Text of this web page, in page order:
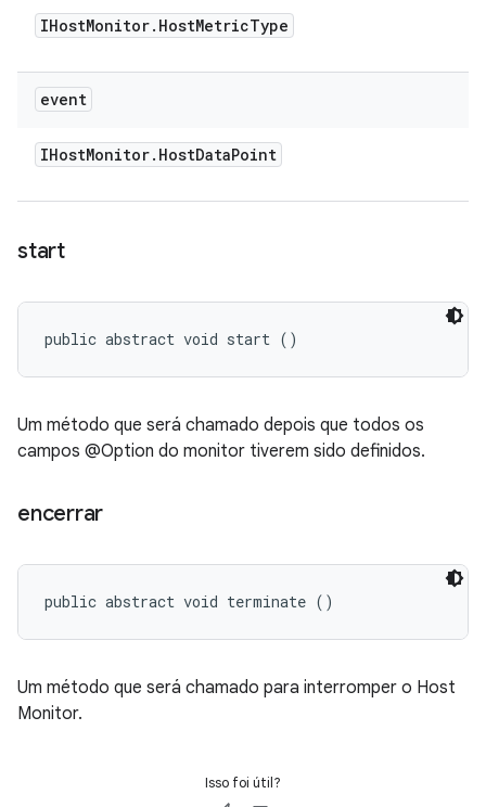
IHostMonitor. HostMetricType
event
IHostMonitor. HostDataPoint
start
public abstract void start ()
Um método que será chamado depois que todos os
campos @Option do monitor tiverem sido definidos.
encerrar
public abstract void terminate ()
Um método que será chamado para interromper o Host
Monitor.
Isso foi útil?